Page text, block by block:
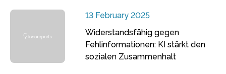
13 February 2025
Widerstandsfähig gegen
Fehlinformationen: KI stärkt den
sozialen Zusammenhalt